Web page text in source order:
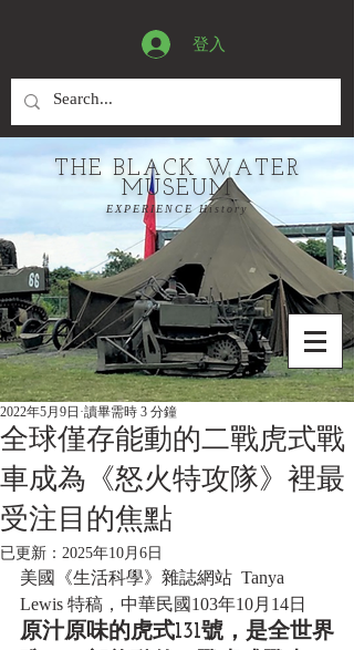
登入
THE BLACK WATER
MUSEUM
EXPERIENCE History
全球僅存能動的二戰虎式戰
車成為《怒火特攻隊》裡最
受注目的焦點
2022年5月9日 讀畢需時 3 分鐘
已更新： 2025年10月6日
美國《生活科學》雜誌網站  Tanya
Lewis 特稿，中華民國103年10月14日
原汁原味的虎式131號，是全世界